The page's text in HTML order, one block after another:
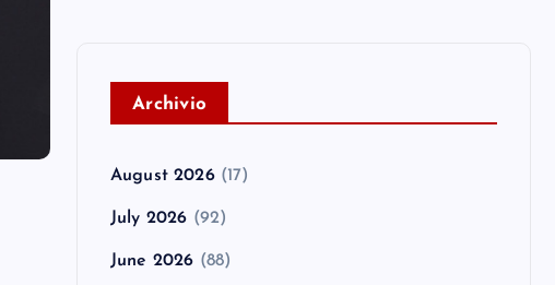
Archivio
August 2026(17)
July 2026 (92)
June 2026 (88)